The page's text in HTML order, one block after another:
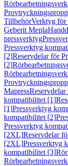
TillbehörVerktyg för
Geberit Mepla
pressverktyg
Pressverktyg
[2]Reservdelar för
[2]
Mapress
kompatibilitet [1]
[1]Pressverktyg
kompatibilitet [2]
Pressverktyg
[2XL]Reservdelar
[2XL]Pressverktyg
kompatibilitet [3]